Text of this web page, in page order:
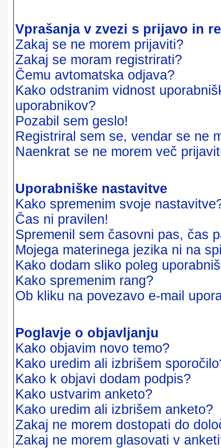
Vprašanja v zvezi s prijavo in
Zakaj se ne morem prijaviti?
Zakaj se moram registrirati?
Čemu avtomatska odjava?
Kako odstranim vidnost
uporabnikov?
Pozabil sem geslo!
Registriral sem se, vendar se ne
Naenkrat se ne morem več
Uporabniške nastavitve
Kako spremenim svoje
Čas ni pravilen!
Spremenil sem časovni pas, čas
Mojega materinega jezika ni na
Kako dodam sliko poleg
Kako spremenim rang?
Ob kliku na povezavo e-mail
Poglavje o objavljanju
Kako objavim novo temo?
Kako uredim ali izbrišem
Kako k objavi dodam podpis?
Kako ustvarim anketo?
Kako uredim ali izbrišem anketo?
Zakaj ne morem dostopati do
Zakaj ne morem glasovati v